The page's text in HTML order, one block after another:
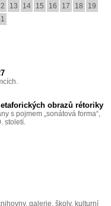
13 14 15 16 17 18
19
obrazů rétoriky
s pojmem „sonátová forma“,
století.
galerie, školy, kulturní